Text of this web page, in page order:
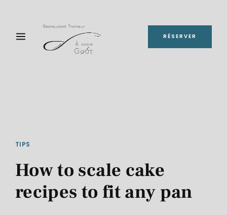
RÉSERVER
TIPS
How to scale cake
recipes to fit any pan